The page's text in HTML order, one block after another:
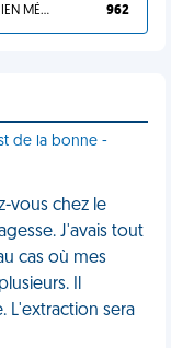
TU L'AS BIEN MÉRITÉ 962
de la bonne -
vous chez le
J'avais tout
cas où mes
Il
L'extraction sera